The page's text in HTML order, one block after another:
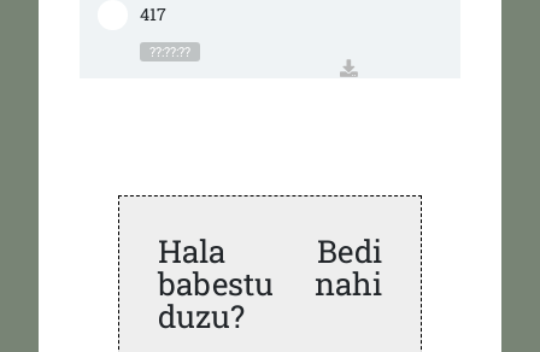
417
??:??:??
Hala Bedi
babestu nahi
duzu?